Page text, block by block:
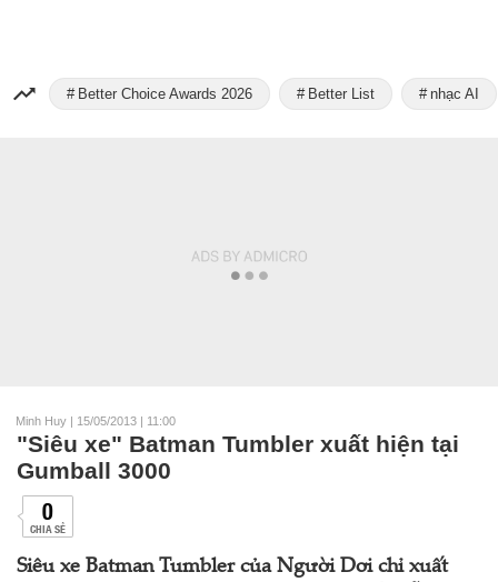
Better Choice Awards 2026 Better List nhạc AI
Minh Huy | 15/05/2013 | 11:00
"Siêu xe" Batman Tumbler xuất hiện tại
Gumball 3000
0
CHIA SẺ
Siêu xe Batman Tumbler của Người Dơi chỉ xuất